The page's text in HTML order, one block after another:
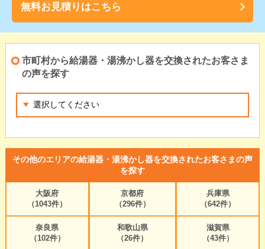
無料お見積りはこちら
市町村から給湯器・湯沸かし器を交換されたお客さま
の声を探す
その他のエリアの給湯器・湯沸かし器を交換されたお客さまの声
を探す
大阪府
（1043件）
京都府
（296件）
兵庫県
（642件）
奈良県
（102件）
和歌山県
（26件）
滋賀県
（43件）